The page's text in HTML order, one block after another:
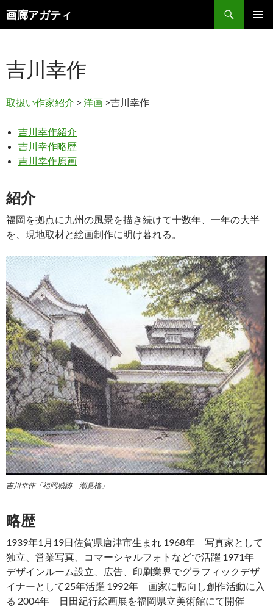
画廊アガティ
索
ン
ツ
ス
吉川幸作
取扱い作家紹介 > 洋画 >吉川幸作
吉川幸作紹介
吉川幸作略歴
吉川幸作原画
紹介
福岡を拠点に九州の風景を描き続けて十数年、一年の大半
を、現地取材と絵画制作に明け暮れる。
吉川幸作「福岡城跡 潮見櫓」
略歴
1939年1月19日佐賀県唐津市生まれ 1968年 写真家として
独立、営業写真、コマーシャルフォトなどで活躍 1971年
デザインルーム設立、広告、印刷業界でグラフィックデザ
イナーとして25年活躍 1992年 画家に転向し創作活動に入
る 2004年 日田紀行絵画展を福岡県立美術館にて開催